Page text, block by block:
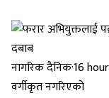
नागरिक दैनिक·16
वर्गीकृत नगरिएको